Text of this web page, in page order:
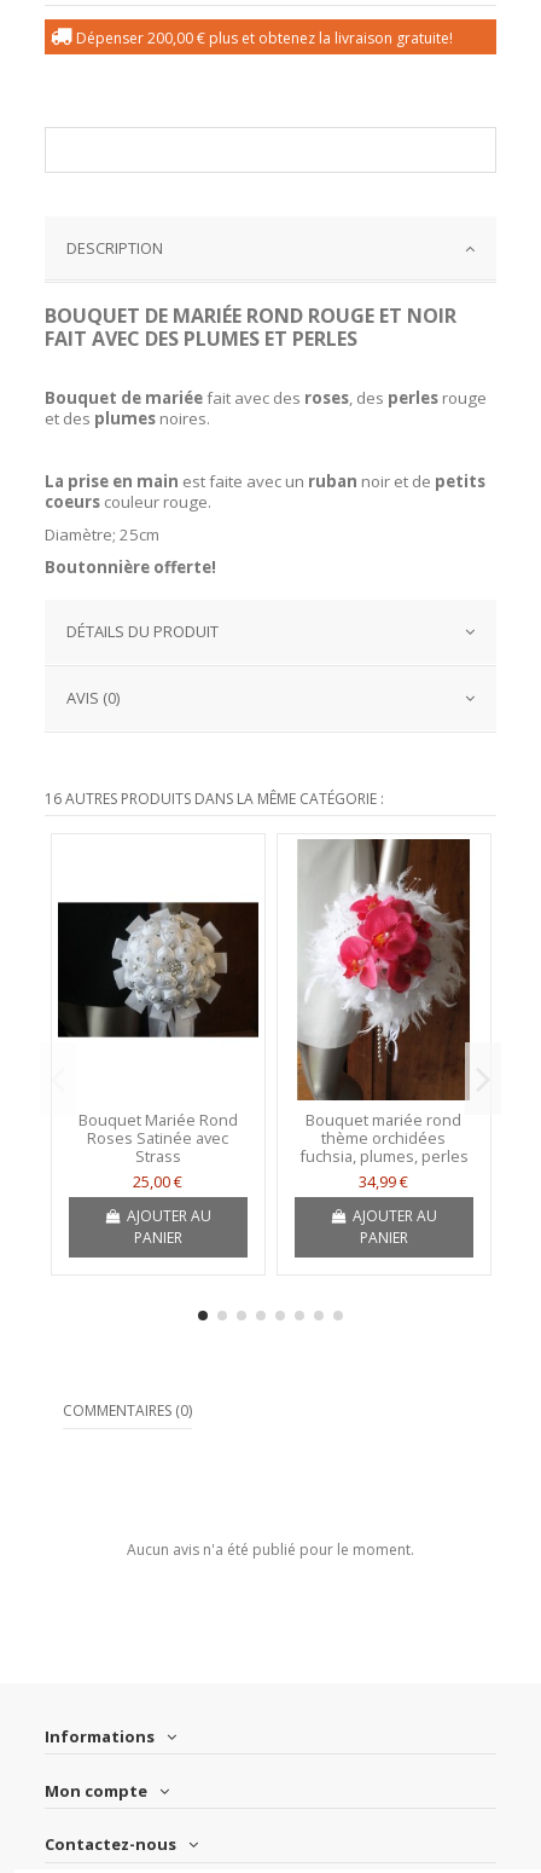
Dépenser200,00 € plus et obtenez la livraison gratuite!
DESCRIPTION
BOUQUET DE MARIÉE ROND ROUGE ET NOIR
FAIT AVEC DES PLUMES ET PERLES
Bouquet de mariéefait avec des roses, des perles rouge
et des plumes noires.
La prise en main est faite avec un ruban noir et de petits
coeurs couleur rouge.
Diamètre; 25cm
Boutonnière offerte!
DÉTAILS DU PRODUIT
AVIS (0)
16 AUTRES PRODUITS DANS LA MÊME CATÉGORIE :
Bouquet Mariée Rond
Roses Satinée avec
Strass
25,00 €
AJOUTER AU
PANIER
Bouquet mariée rond
thème orchidées
fuchsia, plumes, perles
34,99 €
AJOUTER AU
PANIER
COMMENTAIRES (0)
Aucun avis n'a été publié pour le moment.
Informations
Mon compte
Contactez-nous